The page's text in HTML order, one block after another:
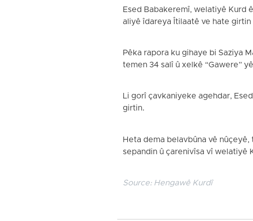
Esed Babakeremî, welatiyê Kurd
aliyê îdareya Îtilaatê ve hate
Pêka rapora ku gihaye bi Saziya
temen 34 salî û xelkê “Gawere”
Li gorî çavkaniyeke agehdar,
girtin.
Heta dema belavbûna vê
sepandin û çarenivîsa vî welatiyê
Source: Hengawê Kurdî